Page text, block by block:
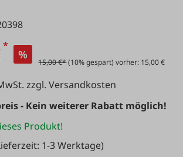
*
%
15,00 €*(10% gespart) vorher: 15,00 €
zzgl. Versandkosten
- Kein weiterer Rabatt möglich!
Produkt!
1-3 Werktage)